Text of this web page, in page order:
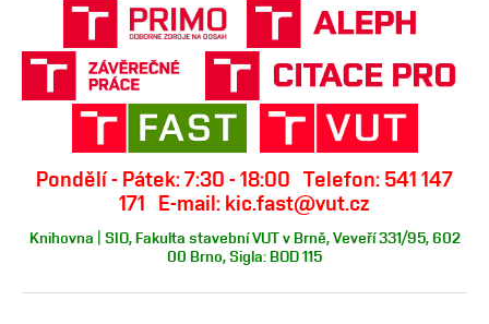
Pondělí - Pátek: 7:30 - 18:00 Telefon: 541 147
171 E-mail: kic.fast@vut.cz
Knihovna | SIO, Fakulta stavební VUT v Brně, Veveří 331/95, 602
00 Brno, Sigla: BOD 115